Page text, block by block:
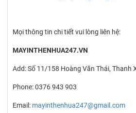
Mọi thông tin chi tiết vui lòng liên hệ:
MAYINTHENHUA247.VN
Add: Số 11/158 Hoàng Văn Thái, Thanh
Phone: 0376 943 903
Email: mayinthenhua247@gmail.com